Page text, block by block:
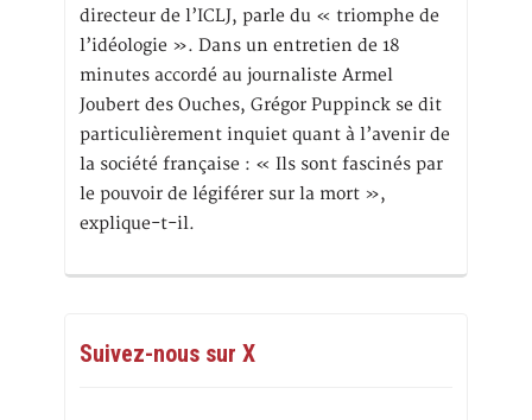
directeur de l’ICLJ, parle du « triomphe de
l’idéologie ». Dans un entretien de 18
minutes accordé au journaliste Armel
Joubert des Ouches, Grégor Puppinck se dit
particulièrement inquiet quant à l’avenir de
la société française : « Ils sont fascinés par
le pouvoir de légiférer sur la mort »,
explique-t-il.
Suivez-nous sur X